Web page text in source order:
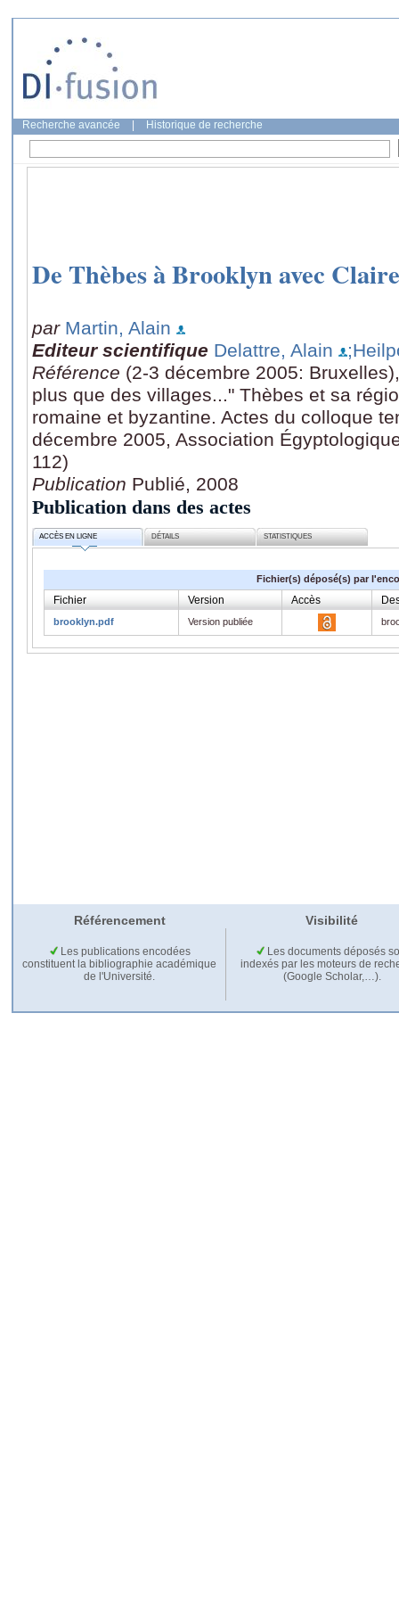
Recherche avancée Historique de recherche
De Thèbes à Brooklyn avec
par Martin, Alain
Editeur scientifique Delattre, Alain
Référence (2-3 décembre 2005:
plus que des villages..." Thèbes et sa
romaine et byzantine. Actes du colloque
décembre 2005, Association
112)
Publication Publié, 2008
Publication dans des actes
ACCÈS EN LIGNE DÉTAILS STATISTIQUES
Fichier(s) déposé(s) par
Fichier Version Accès
brooklyn.pdf Version publiée
Référencement Visibilité
Les publications encodées
constituent la bibliographie académique
de l'Université.
Les documents déposés
indexés par les moteurs de
(Google Scholar,…).